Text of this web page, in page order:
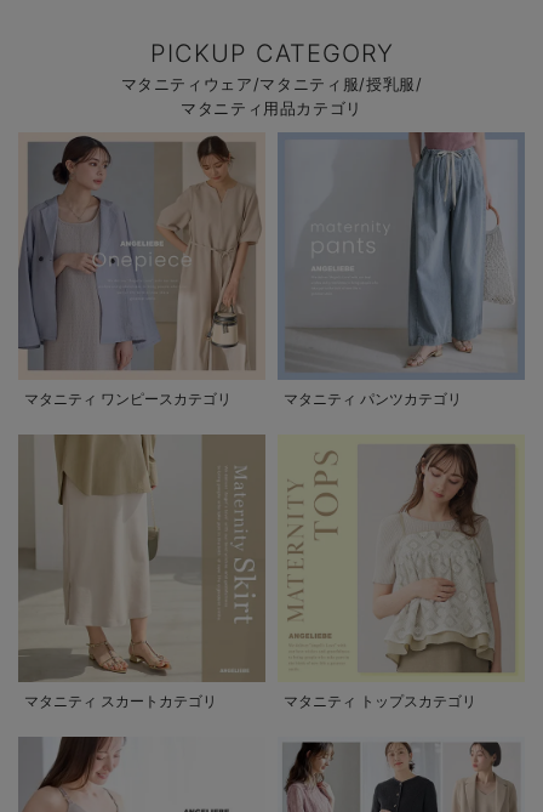
PICKUP CATEGORY
マタニティウェア/マタニティ服/授乳服/
マタニティ用品カテゴリ
マタニティ ワンピースカテゴリ マタニティ パンツカテゴリ
マタニティ スカートカテゴリ マタニティ トップスカテゴリ